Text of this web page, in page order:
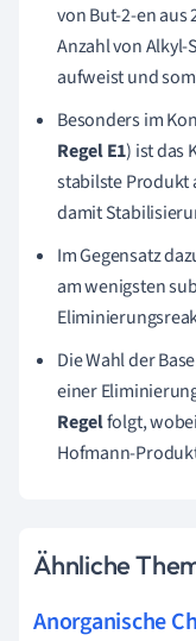
von But-2-en aus
Anzahl von
aufweist und
Besonders im
Regel E1) ist das
stabilste
damit
Im Gegensatz
am wenigsten
Die Wahl der
einer
Regelfolgt,
Hofmann-
Ähnliche
Anorganische